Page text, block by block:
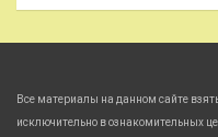
Все материалы на данном сайте
исключительно в ознакомительных